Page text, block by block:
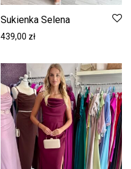
Sukienka Selena
439,00 zł